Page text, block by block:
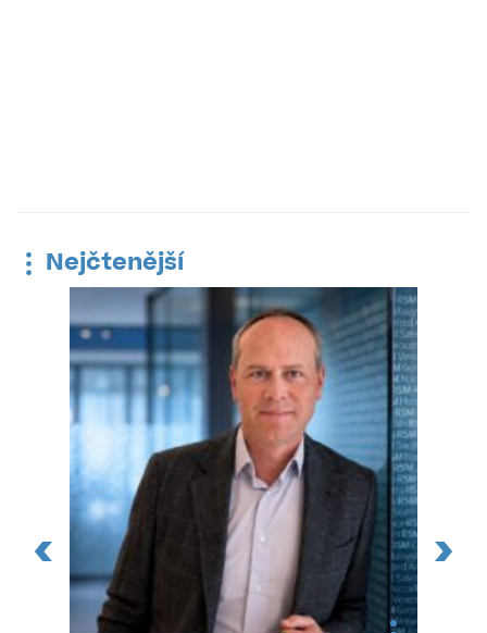
Nejčtenější